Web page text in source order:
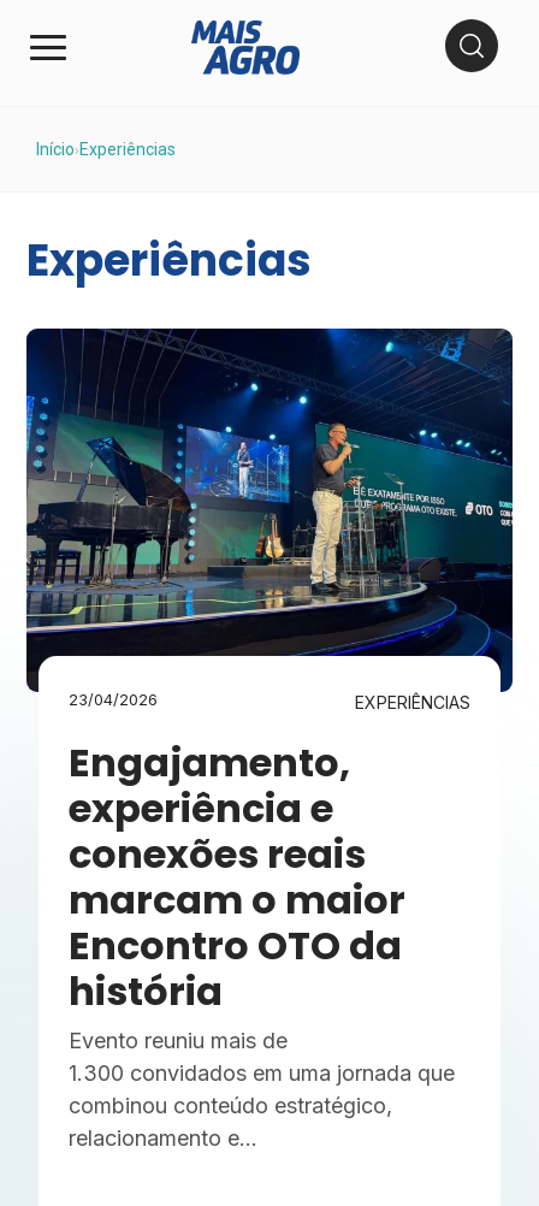
Início› Experiências
Experiências
23/04/2026 EXPERIÊNCIAS
Engajamento,
experiência e
conexões reais
marcam o maior
Encontro OTO da
história
Evento reuniu mais de
1.300 convidados em uma jornada que
combinou conteúdo estratégico,
relacionamento e